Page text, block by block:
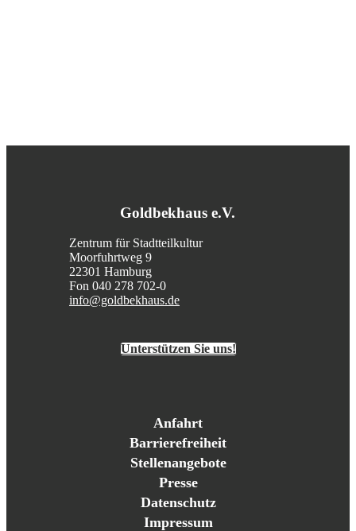
Goldbekhaus e.V.
Zentrum für Stadtteilkultur
Moorfuhrtweg 9
22301 Hamburg
Fon 040 278 702-0
info@goldbekhaus.de
Unterstützen Sie uns!
Anfahrt
Barrierefreiheit
Stellenangebote
Presse
Datenschutz
Impressum